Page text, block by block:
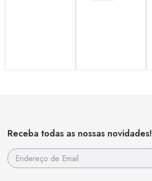
Receba todas as nossas novidades!